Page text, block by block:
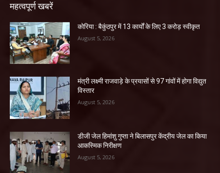
महत्वपूर्ण खबरें
कोरिया : बैकुंठपुर में 13 कार्यों के लिए 3 करोड़ स्वीकृत
August 5, 2026
मंत्री लक्ष्मी राजवाड़े के प्रयासों से 97 गांवों में होगा विद्युत
विस्तार
August 5, 2026
डीजी जेल हिमांशु गुप्ता ने बिलासपुर केंद्रीय जेल का किया
आकस्मिक निरीक्षण
August 5, 2026